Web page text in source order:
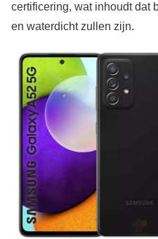
certificering, wat inhoudt dat
en waterdicht zullen zijn.